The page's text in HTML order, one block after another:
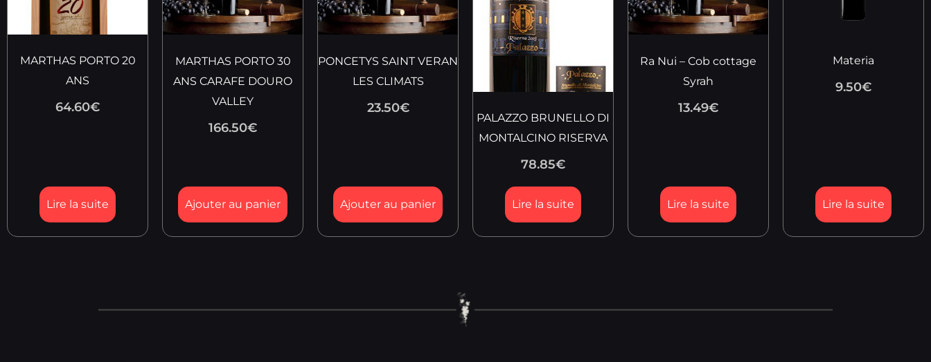
MARTHAS PORTO 20
ANS
64.60€
Lire la suite
MARTHAS PORTO 30
ANS CARAFE DOURO
VALLEY
166.50€
Ajouter au panier
PONCETYS SAINT VERAN
LES CLIMATS
23.50€
Ajouter au panier
PALAZZO BRUNELLO DI
MONTALCINO RISERVA
78.85€
Lire la suite
Ra Nui – Cob cottage
Syrah
13.49€
Lire la suite
Materia
9.50€
Lire la suite